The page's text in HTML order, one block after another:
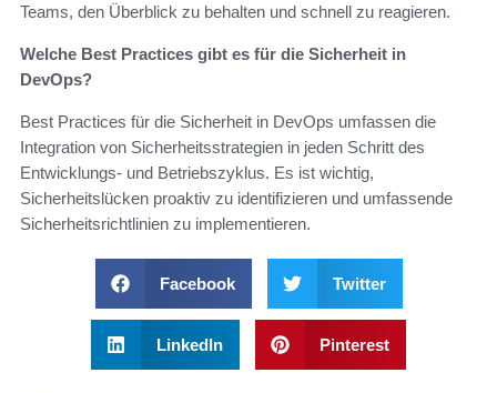
Teams, den Überblick zu behalten und schnell zu reagieren.
Welche Best Practices gibt es für die Sicherheit in
DevOps?
Best Practices für die Sicherheit in DevOps umfassen die
Integration von Sicherheitsstrategien in jeden Schritt des
Entwicklungs- und Betriebszyklus. Es ist wichtig,
Sicherheitslücken proaktiv zu identifizieren und umfassende
Sicherheitsrichtlinien zu implementieren.
Facebook Twitter
LinkedIn Pinterest